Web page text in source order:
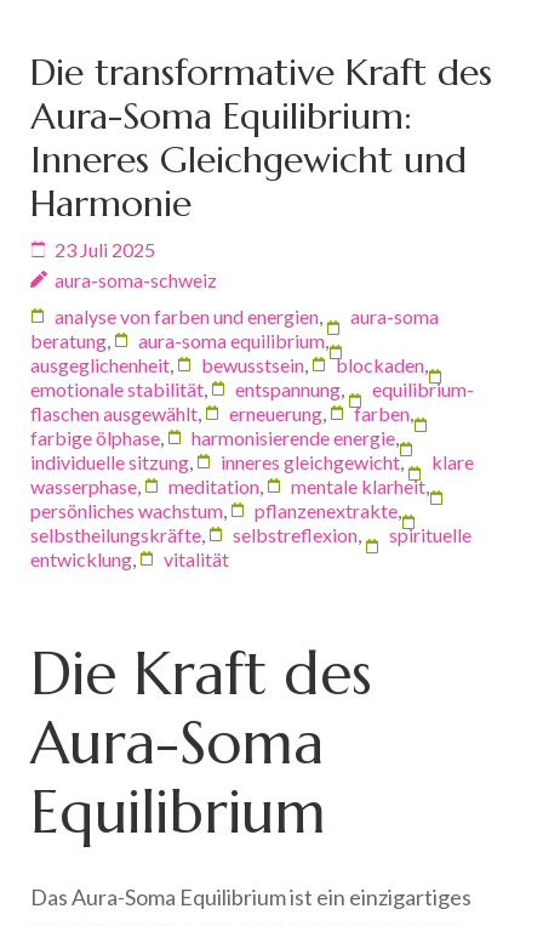
Die transformative Kraft des
Aura-Soma Equilibrium:
Inneres Gleichgewicht und
Harmonie
23 Juli 2025
aura-soma-schweiz
analyse von farben und energien
aura-soma
beratung
aura-soma equilibrium,
ausgeglichenheit
bewusstsein blockaden
emotionale stabilität
entspannung
equilibrium-
flaschen ausgewählt
erneuerung farben
farbige ölphase
harmonisierende energie
individuelle sitzung
inneres gleichgewicht,
klare
wasserphase
meditation mentale klarheit
persönliches wachstum
pflanzenextrakte
selbstheilungskräfte
selbstreflexion
spirituelle
entwicklung
vitalität
Die Kraft des
Aura-Soma
Equilibrium
Das Aura-Soma Equilibrium ist ein einzigartiges